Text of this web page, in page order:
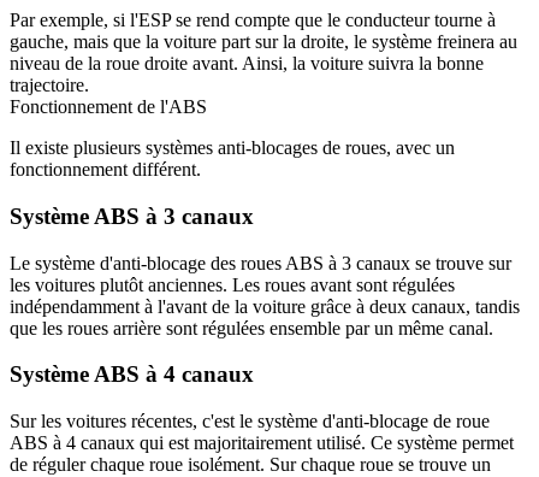
Par exemple, si l'ESP se rend compte que le conducteur tourne à
gauche, mais que la voiture part sur la droite, le système freinera au
niveau de la roue droite avant. Ainsi, la voiture suivra la bonne
trajectoire.
Fonctionnement de l'ABS
Il existe plusieurs systèmes anti-blocages de roues, avec un
fonctionnement différent.
Système ABS à 3 canaux
Le système d'anti-blocage des roues ABS à 3 canaux se trouve sur
les voitures plutôt anciennes. Les roues avant sont régulées
indépendamment à l'avant de la voiture grâce à deux canaux, tandis
que les roues arrière sont régulées ensemble par un même canal.
Système ABS à 4 canaux
Sur les voitures récentes, c'est le système d'anti-blocage de roue
ABS à 4 canaux qui est majoritairement utilisé. Ce système permet
de réguler chaque roue isolément. Sur chaque roue se trouve un